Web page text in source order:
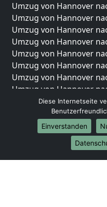
Umzug von Hannover
Umzug von Hannover
Umzug von Hannover
Umzug von Hannover
Umzug von Hannover
Umzug von Hannover
Umzug von Hannover
Umzug von Hannover
Umzug von Hannover
Umzug von Hannover
Umzug von Hannover
Internationale-
Umzug von Hannover
Diese Internetseite
Einverstanden